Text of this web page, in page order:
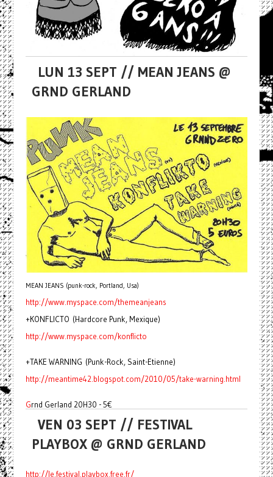
LUN 13 SEPT // MEAN JEANS @
GRND GERLAND
MEAN JEANS (punk-rock, Portland, Usa)
http://www.myspace.com/themeanjeans
+KONFLICTO (Hardcore Punk, Mexique)
http://www.myspace.com/konflicto
+TAKE WARNING (Punk-Rock, Saint-Etienne)
http://meantime42.blogspot. com/2010/05/take-warning.html
Grnd Gerland 20H30 - 5€
VEN 03 SEPT // FESTIVAL
PLAYBOX @ GRND GERLAND
http://le.festival.playbox. free.fr/